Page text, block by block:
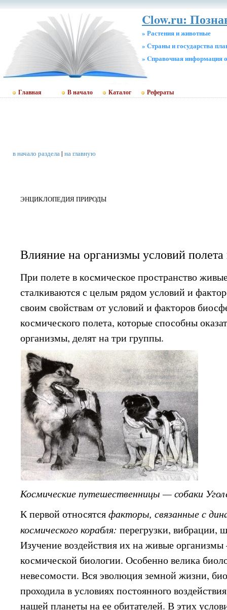
Clow.ru:
» Растения и животные
» Страны и государства
» Cправочная информация
Главная В начало Каталог Рефераты
в начало раздела| на главную
ЭНЦИКЛОПЕДИЯ ПРИРОДЫ
Влияние на организмы условий
При полете в космическое пространство
сталкиваются с целым рядом условий и
своим свойствам от условий и факторов
космического полета, которые способны
организмы, делят на три группы.
Космические путешественницы — собаки
К первой относятсяфакторы, связанные с
космического корабля:перегрузки, вибрации,
Изучение воздействия их на живые
космической биологии. Особенно велика
невесомости. Вся эволюция земной жизни,
проходила в условиях постоянного
нашей планеты на ее обитателей. В этих